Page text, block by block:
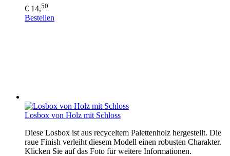
€ 14,50
Bestellen
Losbox von Holz mit Schloss
Diese Losbox ist aus recyceltem Palettenholz hergestellt. Die
raue Finish verleiht diesem Modell einen robusten Charakter.
Klicken Sie auf das Foto für weitere Informationen.